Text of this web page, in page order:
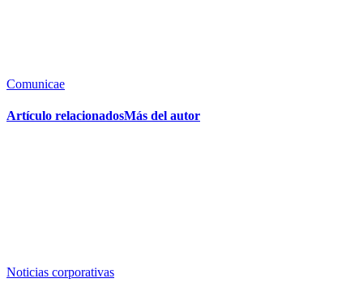
Comunicae
Artículo relacionadosMás del autor
Noticias corporativas